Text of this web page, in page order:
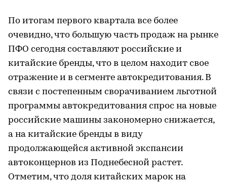
По итогам первого квартала все более
очевидно, что большую часть продаж на рынке
ПФО сегодня составляют российские и
китайские бренды, что в целом находит свое
отражение и в сегменте автокредитования. В
связи с постепенным сворачиванием льготной
программы автокредитования спрос на новые
российские машины закономерно снижается,
а на китайские бренды в виду
продолжающейся активной экспансии
автоконцернов из Поднебесной растет.
Отметим, что доля китайских марок на